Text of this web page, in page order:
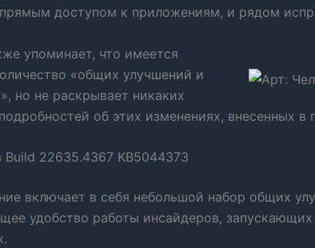
прямым доступом к приложениям, и рядом
упоминает, что имеется
«общих улучшений и
но не раскрывает никаких
об этих изменениях, внесенных
Build 22635.4367 KB5044373
включает в себя небольшой набор общих
удобство работы инсайдеров, запускающих